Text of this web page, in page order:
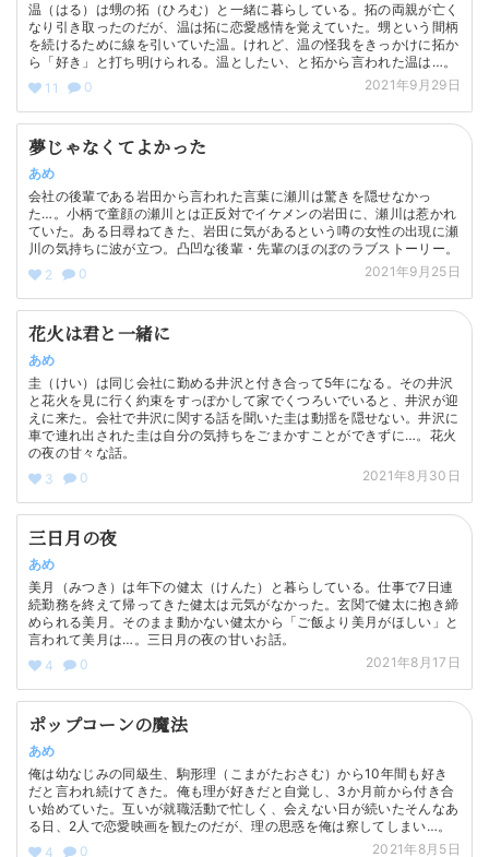
温（はる）は甥の拓（ひろむ）と一緒に暮らしている。拓の両親が亡く
なり引き取ったのだが、温は拓に恋愛感情を覚えていた。甥という間柄
を続けるために線を引いていた温。けれど、温の怪我をきっかけに拓か
ら「好き」と打ち明けられる。温としたい、と拓から言われた温は…。
11
0 2021年9月29日
夢じゃなくてよかった
あめ
会社の後輩である岩田から言われた言葉に瀬川は驚きを隠せなかっ
た…。小柄で童顔の瀬川とは正反対でイケメンの岩田に、瀬川は惹かれ
ていた。ある日尋ねてきた、岩田に気があるという噂の女性の出現に瀬
川の気持ちに波が立つ。凸凹な後輩・先輩のほのぼのラブストーリー。
2
0 2021年9月25日
花火は君と一緒に
あめ
圭（けい）は同じ会社に勤める井沢と付き合って5年になる。その井沢
と花火を見に行く約束をすっぽかして家でくつろいでいると、井沢が迎
えに来た。会社で井沢に関する話を聞いた圭は動揺を隠せない。井沢に
車で連れ出された圭は自分の気持ちをごまかすことができずに…。花火
の夜の甘々な話。
3
0 2021年8月30日
三日月の夜
あめ
美月（みつき）は年下の健太（けんた）と暮らしている。仕事で7日連
続勤務を終えて帰ってきた健太は元気がなかった。玄関で健太に抱き締
められる美月。そのまま動かない健太から「ご飯より美月がほしい」と
言われて美月は…。三日月の夜の甘いお話。
4
0 2021年8月17日
ポップコーンの魔法
あめ
俺は幼なじみの同級生、駒形理（こまがたおさむ）から10年間も好き
だと言われ続けてきた。俺も理が好きだと自覚し、3か月前から付き合
い始めていた。互いが就職活動で忙しく、会えない日が続いたそんなあ
る日、2人で恋愛映画を観たのだが、理の思惑を俺は察してしまい…。
4
0 2021年8月5日